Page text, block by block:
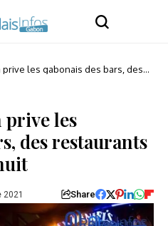
prive les gabonais des bars, des
prive les
des restaurants
2021 Share